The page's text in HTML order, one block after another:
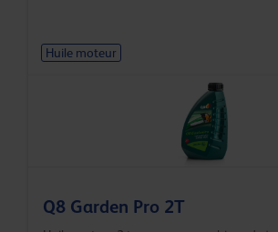
Huile moteur
Q8 Garden Pro 2T